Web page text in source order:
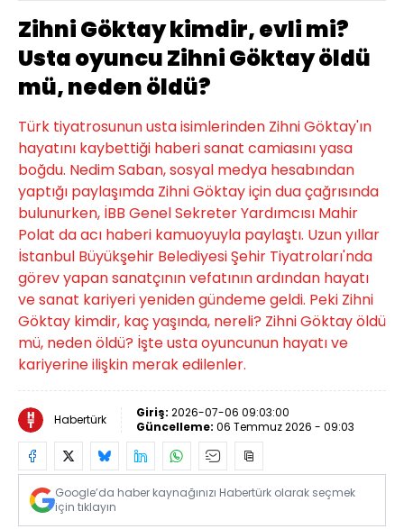
Zihni Göktay kimdir, evli mi?
Usta oyuncu Zihni Göktay öldü
mü, neden öldü?
Türk tiyatrosunun usta isimlerinden Zihni Göktay'ın
hayatını kaybettiği haberi sanat camiasını yasa
boğdu. Nedim Saban, sosyal medya hesabından
yaptığı paylaşımda Zihni Göktay için dua çağrısında
bulunurken, İBB Genel Sekreter Yardımcısı Mahir
Polat da acı haberi kamuoyuyla paylaştı. Uzun yıllar
İstanbul Büyükşehir Belediyesi Şehir Tiyatroları'nda
görev yapan sanatçının vefatının ardından hayatı
ve sanat kariyeri yeniden gündeme geldi. Peki Zihni
Göktay kimdir, kaç yaşında, nereli? Zihni Göktay öldü
mü, neden öldü? İşte usta oyuncunun hayatı ve
kariyerine ilişkin merak edilenler.
Habertürk Giriş: 2026-07-06 09:03:00
Güncelleme: 06 Temmuz 2026 - 09:03
Google’da haber kaynağınızı Habertürk olarak seçmek
için tıklayın